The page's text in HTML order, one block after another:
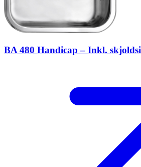
BA 480 Handicap – Inkl.